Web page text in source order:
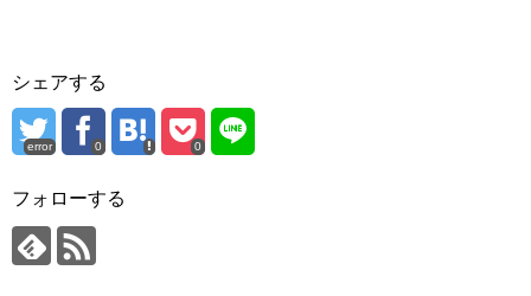
シェアする
error 0 0
フォローする